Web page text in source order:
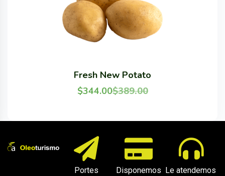
Fresh New Potato
$389.00
$344.00
Portes Disponemos Le atendemos